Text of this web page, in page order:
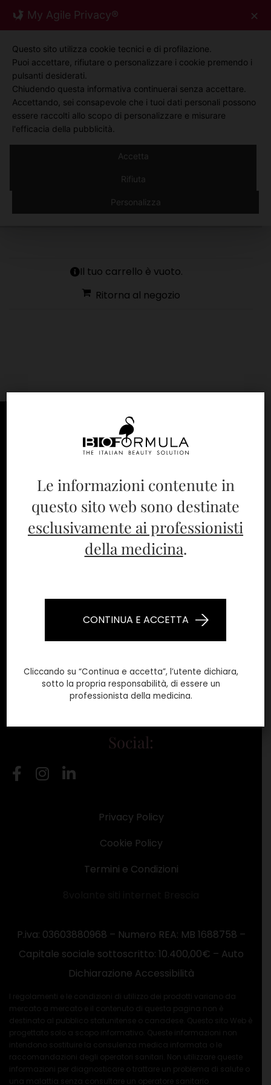
Carrello
Il tuo carrello è vuoto.
Ritorna al negozio
Indirizzo:
20865 Usmate Velate (MB)
Contatti:
Telefono:+39 039 631751
Email:info@bioformula.it
Social:
Privacy Policy
Cookie Policy
Termini e Condizioni
P.iva: 03603880968 – Numero REA: MB 1688758 –
Capitale sociale sottoscritto: 10.400,00€ – Auto
Dichiarazione Accessibilità
I regolamenti e le condizioni di utilizzo dei prodotti variano da
mercato a mercato e il contenuto di questa pagina non è
destinato al pubblico statunitense o canadese. Questo sito Web è
progettato solo a scopo informativo. Queste informazioni non
intendono sostituire la consulenza medica informata o le
raccomandazioni degli operatori sanitari. Non utilizzare queste
informazioni per diagnosticare o trattare un problema di salute o
una malattia senza consultare un operatore sanitario
My Agile Privacy® ✕
Questo sito utilizza cookie tecnici e di profilazione.
Puoi accettare, rifiutare o personalizzare i cookie premendo i
pulsanti desiderati.
Chiudendo questa informativa continuerai senza accettare.
Accettando, sei consapevole che i tuoi dati personali possono
essere raccolti allo scopo di personalizzare e misurare
l'efficacia della pubblicità.
Accetta
Rifiuta
Personalizza
Le informazioni contenute in
questo sito web sono destinate
esclusivamente ai professionisti
della medicina.
CONTINUA E ACCETTA
Cliccando su “Continua e accetta”, l’utente dichiara,
sotto la propria responsabilità, di essere un
professionista della medicina.